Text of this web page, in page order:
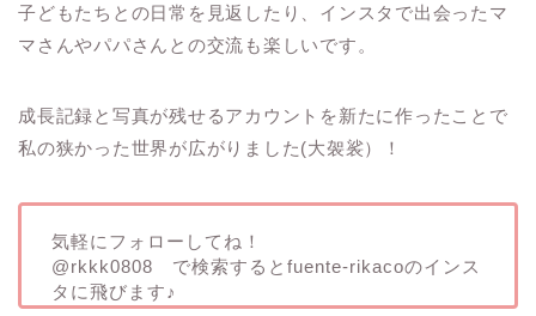
子どもたちとの日常を見返したり、インスタで出会ったマ
マさんやパパさんとの交流も楽しいです。
成長記録と写真が残せるアカウントを新たに作ったことで
私の狭かった世界が広がりました(大袈裟）！
気軽にフォローしてね！
@rkkk0808 で検索するとfuente-rikacoのインス
タに飛びます♪